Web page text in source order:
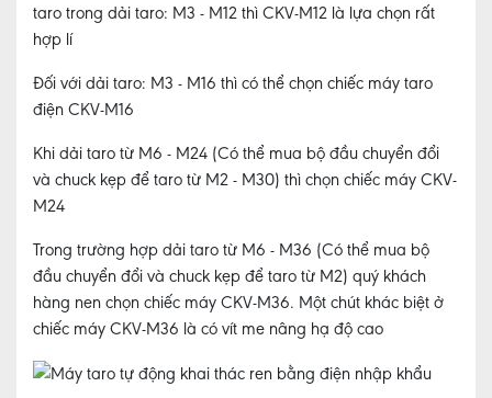
taro trong dải taro: M3 - M12 thì CKV-M12 là lựa chọn rất
hợp lí
Đối với dải taro: M3 - M16 thì có thể chọn chiếc máy taro
điện CKV-M16
Khi dải taro từ M6 - M24 (Có thể mua bộ đầu chuyển đổi
và chuck kẹp để taro từ M2 - M30) thì chọn chiếc máy CKV-
M24
Trong trường hợp dải taro từ M6 - M36 (Có thể mua bộ
đầu chuyển đổi và chuck kẹp để taro từ M2) quý khách
hàng nen chọn chiếc máy CKV-M36. Một chút khác biệt ở
chiếc máy CKV-M36 là có vít me nâng hạ độ cao